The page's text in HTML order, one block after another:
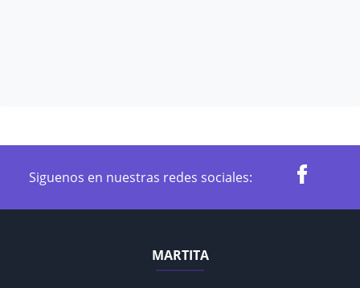
Siguenos en nuestras redes sociales:
MARTITA